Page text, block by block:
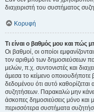
διαχειριστή του συστήματος
Κορυφή
Τι είναι ο βαθμός μου και πώς
Οι βαθμοί, οι οποίοι
τον αριθμό των δημοσιεύσεων
μελών, π.χ. συντονιστές και
άμεσα το κείμενο
δεδομένου ότι αυτό
συζητήσεων. Παρακαλώ μην
άσκοπες δημοσιεύσεις μόνο και
περισσότερα συστήματα